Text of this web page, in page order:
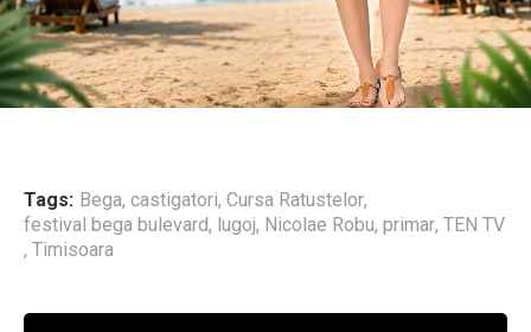
Tags: Bega, castigatori, Cursa Ratustelor,
festival bega bulevard, lugoj, Nicolae Robu, primar, TEN TV
, Timisoara